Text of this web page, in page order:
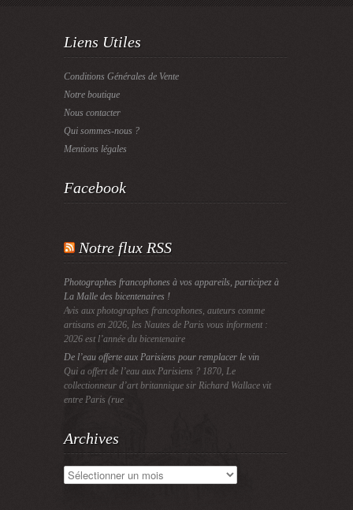
Liens Utiles
Conditions Générales de Vente
Notre boutique
Nous contacter
Qui sommes-nous ?
Mentions légales
Facebook
Notre flux RSS
Photographes francophones à vos appareils, participez à
La Malle des bicentenaires !
Avis aux photographes francophones, auteurs comme
artisans en 2026, les Nautes de Paris vous informent :
2026 est l’année du bicentenaire
De l’eau offerte aux Parisiens pour remplacer le vin
Qui a offert de l’eau aux Parisiens ? 1870, Le
collectionneur d’art britannique sir Richard Wallace vit
entre Paris (rue
Archives
Archives